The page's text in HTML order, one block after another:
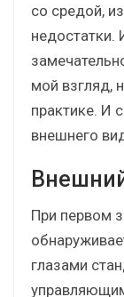
со средой,
недостатки.
мой взгляд,
практике. И
внешнего
При первом
глазами